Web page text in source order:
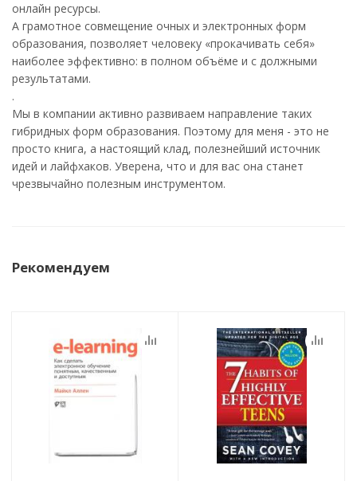
онлайн ресурсы.
А грамотное совмещение очных и электронных форм
образования, позволяет человеку «прокачивать себя»
наиболее эффективно: в полном объёме и с должными
результатами.
.
Мы в компании активно развиваем направление таких
гибридных форм образования. Поэтому для меня - это не
просто книга, а настоящий клад, полезнейший источник
идей и лайфхаков. Уверена, что и для вас она станет
чрезвычайно полезным инструментом.
Рекомендуем